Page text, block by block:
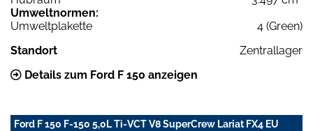
Umweltnormen:
Umweltplakette
4 (Green)
Standort
Zentrallager
Details zum Ford F 150 anzeigen
Ford F 150 F-150 5,0L Ti-VCT V8 SuperCrew Lariat FX4 EU